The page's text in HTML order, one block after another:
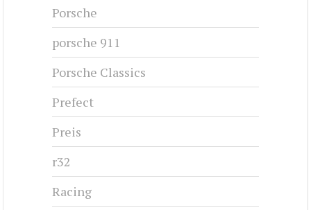
Porsche
porsche 911
Porsche Classics
Prefect
Preis
r32
Racing